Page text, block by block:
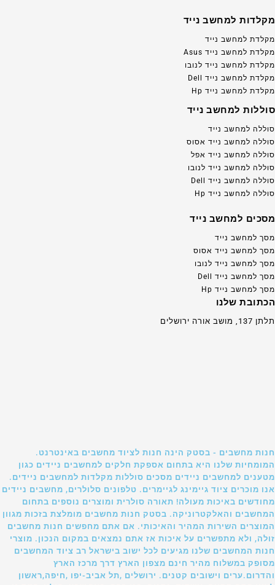
מקלדות למחשב נייד
מקלדת למחשב נייד
מקלדת למחשב נייד Asus
מקלדת למחשב נייד לנובו
מקלדת למחשב נייד Dell
מקלדת למחשב נייד Hp
סוללות למחשב נייד
סוללה למחשב נייד
סוללה למחשב נייד אסוס
סוללה למחשב נייד אפל
סוללה למחשב נייד לנובו
סוללה למחשב נייד Dell
סוללה למחשב נייד Hp
מסכים למחשב נייד
מסך למחשב נייד
מסך למחשב נייד אסוס
מסך למחשב נייד לנובו
מסך למחשב נייד Dell
מסך למחשב נייד Hp
הכתובת שלנו
תלתן 137, מושב אורה ירושלים
חנות מחשבים - בסטק הינה חנות לציוד מחשבים באינטרנט.
המומחיות שלנו היא בתחום אספקת חלקים למחשבים ניידים כגון
מטענים למחשבים ניידים מסכים סוללות מקלדות למחשבים ניידים.
אנו מוכרים ציוד גיימינג לגיימרים. טלפונים סלולרים, מחשבים ניידים
מחודשים באיכות מעולה! תאורה סולרית ומוצרים נוספים בתחום
המחשבים והאלקטרוניקה. בסטק חנות מחשבים מומלצת בזכות מגוון
המוצרים השירות המהיר והאיכותי. אם אתם מחפשים חנות מחשבים
זולה, ולא מתפשרים על איכות אז אתם נמצאים במקום הנכון. מוצרי
חנות המחשבים שלנו מגיעים לכל ישוב בישראל רב ציוד המחשבים
מסופק במשלוח מהיר חינם מצפון הארץ דרך מרכז הארץ
והדרום.ערים וישובים קטנים. ירושלים ,תל אביב-יפו ,חיפה,ראשון